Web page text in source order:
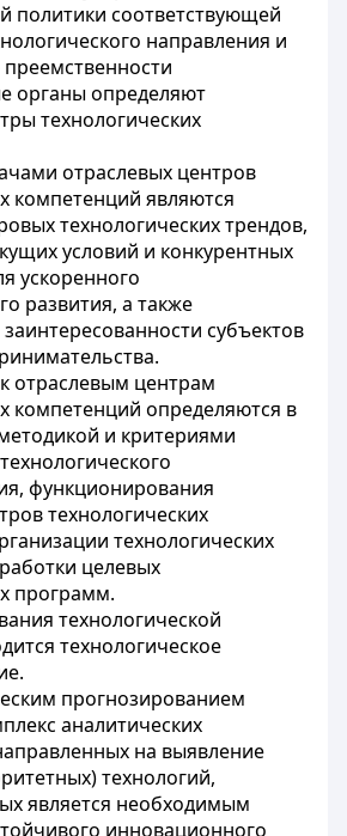
политики соответствующей
направления и
органы определяют
технологических
отраслевых центров
компетенций являются
технологических трендов,
условий и конкурентных
ускоренного
развития, а также
субъектов
отраслевым центрам
компетенций определяются в
и критериями
функционирования
технологических
технологических
целевых
программ.
технологической
технологическое
прогнозированием
аналитических
на выявление
технологий,
является необходимым
инновационного